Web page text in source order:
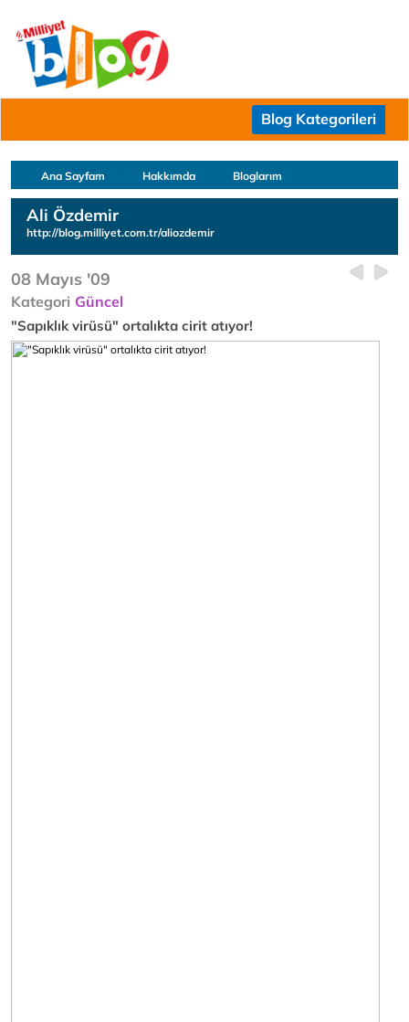
Blog Kategorileri
Ana Sayfam Hakkımda Bloglarım
Ali Özdemir
http://blog.milliyet.com.tr/aliozdemir
08 Mayıs '09
Kategori Güncel
"Sapıklık virüsü" ortalıkta cirit atıyor!